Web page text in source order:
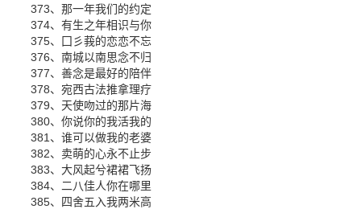
373、那一年我们的约定
374、有生之年相识与你
375、囗彡莪的恋恋不忘
376、南城以南思念不归
377、善念是最好的陪伴
378、宛西古法推拿理疗
379、天使吻过的那片海
380、你说你的我活我的
381、谁可以做我的老婆
382、卖萌的心永不止步
383、大风起兮裙裙飞扬
384、二八佳人你在哪里
385、四舍五入我两米高